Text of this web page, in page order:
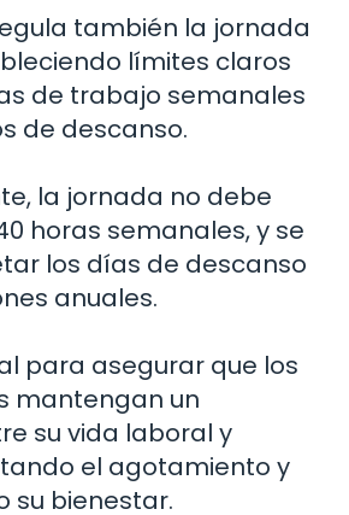
también la jornada
límites claros
de trabajo semanales
de descanso.
la jornada no debe
horas semanales, y se
los días de descanso
anuales.
para asegurar que los
mantengan un
su vida laboral y
el agotamiento y
su bienestar.